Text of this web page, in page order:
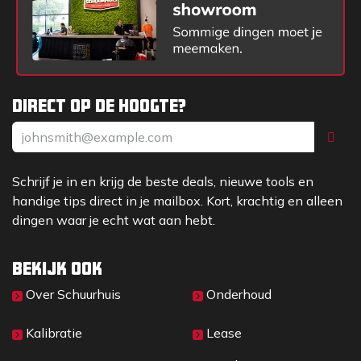
Hydraulische beremming op 4 wielen
Werklamp (LED) voor op hefarm
Antidiefstalbeveiliging met toegangscode
Niet gecertificeerd
Sleepkoppeling
Technische gegevens Giant G2700E-xtra HD:
Rijaandrijving
Electro motor van 13 kW
Werkhydrauliek
Electro motor van 12 kW
Bedrijfsgewicht
2688 kg
Kiplast
Hefhoogte
Lengte zonder bak
3377 mm
banden
1080 mm
Elektrische
Direct op de hoogte?
Schrijf je in en krijg de beste deals, nieuwe tools en
handige tips direct in je mailbox. Kort, krachtig en alleen
dingen waar je echt wat aan hebt.
Bekijk ook
Over Sc​huurhuis
Kalibratie
Onderhoud
Lease